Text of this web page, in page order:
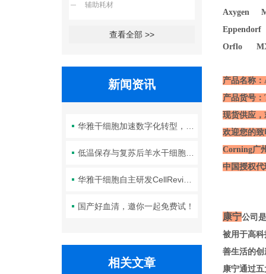
辅助耗材
查看全部 >>
新闻资讯
国产好血清，邀你一起免费试！
相关文章
Axygen
Orflo
产品名称
产品货号
现货供应
欢迎您
Corning广
中国授权
康宁公司
被用于高
善生活的
康宁通过